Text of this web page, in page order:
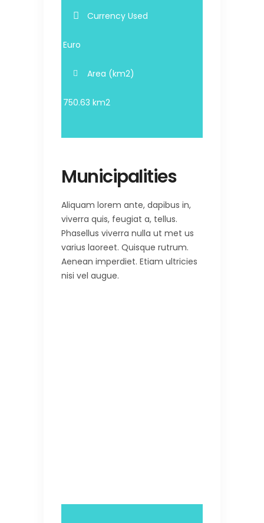
Currency Used
Euro
Area (km2)
750.63 km2
Municipalities
Aliquam lorem ante, dapibus in,
viverra quis, feugiat a, tellus.
Phasellus viverra nulla ut met us
varius laoreet. Quisque rutrum.
Aenean imperdiet. Etiam ultricies
nisi vel augue.